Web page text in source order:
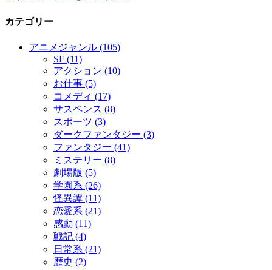
カテゴリー
アニメジャンル (105)
SF (11)
アクション (10)
お仕事 (5)
コメディ (17)
サスペンス (8)
スポーツ (3)
ダークファンタジー (3)
ファンタジー (41)
ミステリー (8)
劇場版 (5)
学園系 (26)
怪異譚 (11)
恋愛系 (21)
感動 (11)
戦記 (4)
日常系 (21)
歴史 (2)